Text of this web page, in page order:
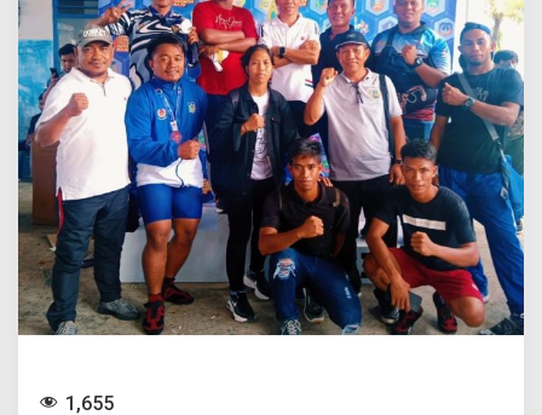
P
e
r
s
e
m
b
a
h
k
a
n
M
e
d
a
1,655